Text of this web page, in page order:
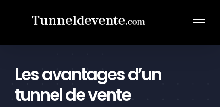
Les avantages d’un
tunnel de vente